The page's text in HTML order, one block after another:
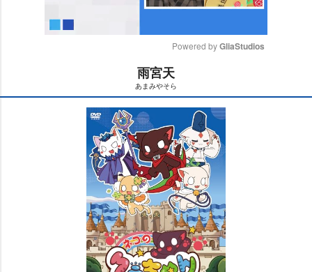
t
e
Powered by GliaStudios
雨宮天
あまみやそら